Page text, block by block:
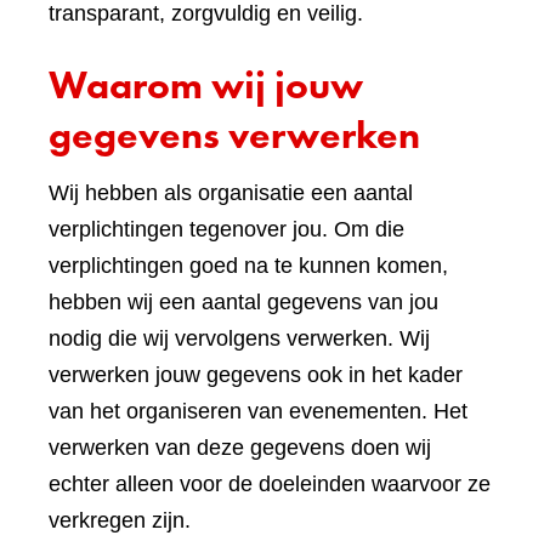
transparant, zorgvuldig en veilig.
Waarom wij jouw
gegevens verwerken
Wij hebben als organisatie een aantal
verplichtingen tegenover jou. Om die
verplichtingen goed na te kunnen komen,
hebben wij een aantal gegevens van jou
nodig die wij vervolgens verwerken. Wij
verwerken jouw gegevens ook in het kader
van het organiseren van evenementen. Het
verwerken van deze gegevens doen wij
echter alleen voor de doeleinden waarvoor ze
verkregen zijn.